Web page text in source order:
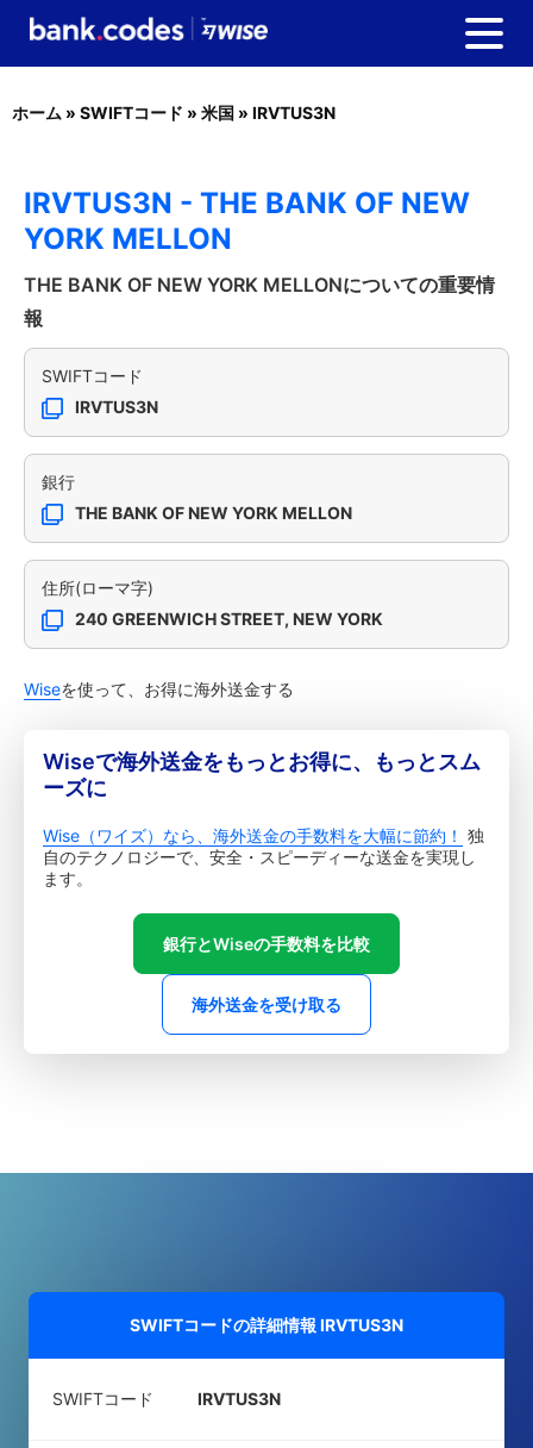
ホーム » SWIFTコード » 米国 » IRVTUS3N
IRVTUS3N - THE BANK OF NEW
YORK MELLON
THE BANK OF NEW YORK MELLONについての重要情
報
SWIFTコード
IRVTUS3N
銀行
THE BANK OF NEW YORK MELLON
住所(ローマ字)
240 GREENWICH STREET, NEW YORK
Wiseを使って、お得に海外送金する
Wiseで海外送金をもっとお得に、もっとスム
ーズに
Wise（ワイズ）なら、海外送金の手数料を大幅に節約！ 独
自のテクノロジーで、安全・スピーディーな送金を実現し
ます。
銀行とWiseの手数料を比較
海外送金を受け取る
SWIFTコードの詳細情報 IRVTUS3N
SWIFTコード IRVTUS3N